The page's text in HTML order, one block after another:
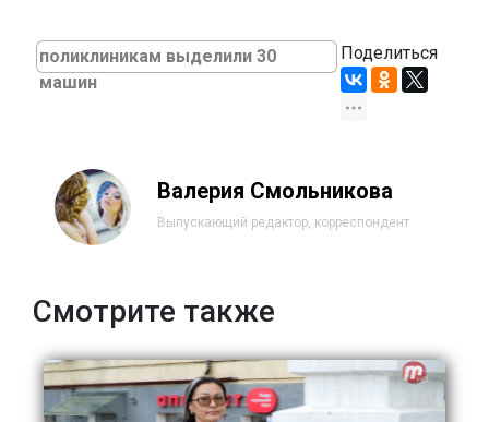
поликлиникам выделили 30
машин
Поделиться
Валерия Смольникова
Выпускающий редактор, корреспондент
Смотрите также